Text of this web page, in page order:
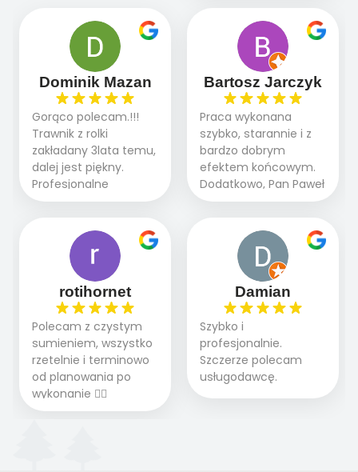
panowie wiedzą co
robią. Wszystko poszło
sprawnie i szybko.
Doradztwo w
pielęgnacji trawnika
teraz i na późniejszym
etapie jest dużym
plusem. Teraz razem
z dzieckiem i małym
pieskiem cieszymy się
pięknym trawnikiem :)
A trawa robi efekt
oczekiwaniami. Prace
przebiegały sprawnie
dzięki temu,że firma
działa kompleksowo :
ogrodnictwo,nawodnienie,
brukarstwo.Efekt
końcowy przerósł
nasze oczekiwania.
Polecamy tę firmę
wszystkim , którzy
marzą o pięknym
Dominik Mazan
Gorąco polecam.!!!
Trawnik z rolki
zakładany 3lata temu,
dalej jest piękny.
Profesjonalne
podejście do pracy,
2 zlecenia na rolkę.
Polecam.
Bartosz Jarczyk
Praca wykonana
szybko, starannie i z
bardzo dobrym
efektem końcowym.
Dodatkowo, Pan Paweł
chętnie udziela porad
rotihornet
Polecam z czystym
sumieniem, wszystko
rzetelnie i terminowo
od planowania po
wykonanie 👍🏻
Damian
Szybko i
profesjonalnie.
Szczerze polecam
usługodawcę.